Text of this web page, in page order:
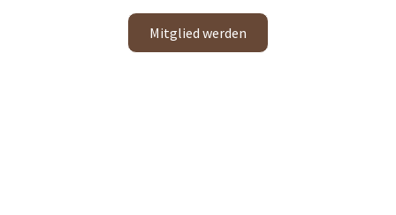
Mit­glied wer­den